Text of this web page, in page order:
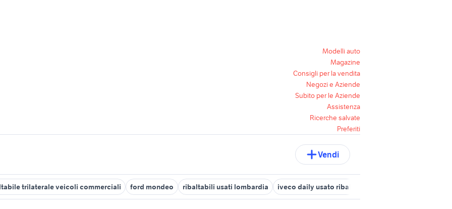
Modelli auto
Magazine
Consigli per la vendita
Negozi e Aziende
Subito per le Aziende
Assistenza
Ricerche salvate
Preferiti
Vendi
trilaterale veicoli commerciali ford mondeo ribaltabili usati lombardia iveco daily usato ribaltabile privato